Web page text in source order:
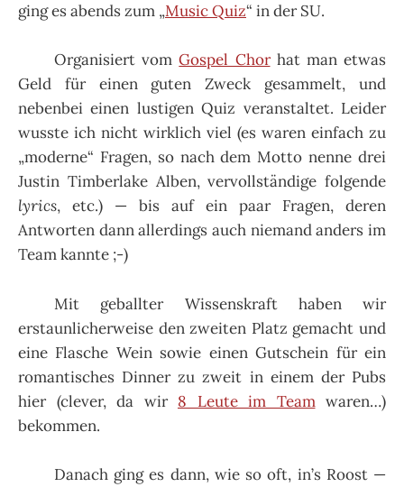
ging es abends zum „Music Quiz“ in der SU.
Organisiert vomGospel Chorhat man etwas
Geld für einen guten Zweck gesammelt, und
nebenbei einen lustigen Quiz veranstaltet. Leider
wusste ich nicht wirklich viel (es waren einfach zu
„moderne“ Fragen, so nach dem Motto nenne drei
Justin Timberlake Alben, vervollständige folgende
lyrics, etc.) — bis auf ein paar Fragen, deren
Antworten dann allerdings auch niemand anders im
Team kannte ;-)
Mit geballter Wissenskraft haben wir
erstaunlicherweise den zweiten Platz gemacht und
eine Flasche Wein sowie einen Gutschein für ein
romantisches Dinner zu zweit in einem der Pubs
hier (clever, da wir 8 Leute im Teamwaren…)
bekommen.
Danach ging es dann, wie so oft, in’s Roost —